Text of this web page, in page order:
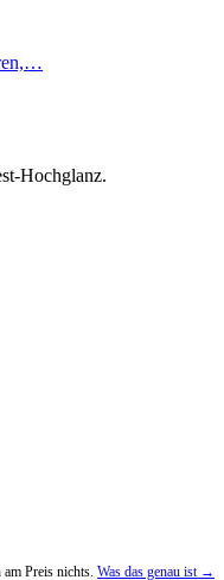
Hochglanz.
Preis nichts. Was das genau ist →